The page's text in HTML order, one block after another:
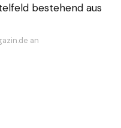
bestehend aus
an